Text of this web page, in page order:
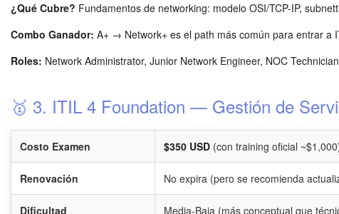
¿Qué Cubre? Fundamentos de networking: modelo OSI/TCP-IP,
Combo Ganador: A+ → Network+ es el path más común para entrar a
Roles: Network Administrator, Junior Network Engineer, NOC
🥇 3. ITIL 4 Foundation — Gestión de
Costo Examen $350 USD (con training oficial
Renovación No expira (pero se recomienda
Dificultad Media-Baja (más conceptual que